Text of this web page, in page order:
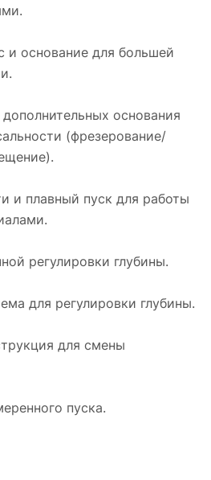
основание для большей
основания
(фрезерование/
и плавный пуск для работы
регулировки глубины.
для регулировки глубины.
для смены
пуска.